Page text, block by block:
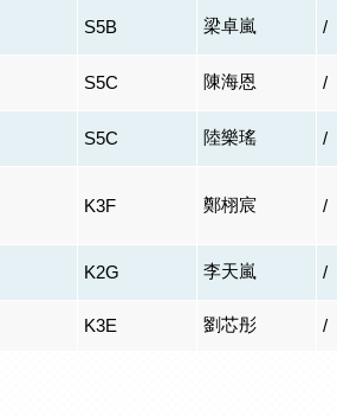
S5B 梁卓嵐 /
S5C 陳海恩 /
S5C 陸樂瑤 /
K3F 鄭栩宸 /
K2G 李天嵐 /
K3E 劉芯彤 /